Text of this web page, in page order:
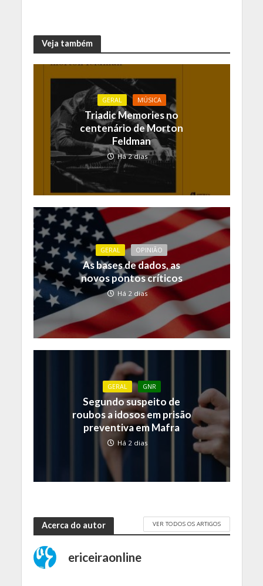
Veja também
GERAL MÚSICA
Triadic Memories no
centenário de Morton
Feldman
Há 2 dias
GERAL OPINIÃO
As bases de dados, as
novos pontos críticos
Há 2 dias
GERAL GNR
Segundo suspeito de
roubos a idosos em prisão
preventiva em Mafra
Há 2 dias
Acerca do autor VER TODOS OS ARTIGOS
ericeiraonline